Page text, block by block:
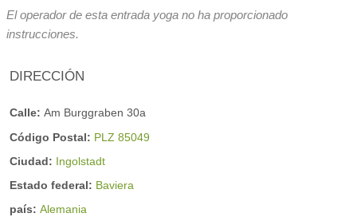
El operador de esta entrada yoga no ha proporcionado
instrucciones.
DIRECCIÓN
Calle: Am Burggraben 30a
Código Postal: PLZ 85049
Ciudad: Ingolstadt
Estado federal: Baviera
país: Alemania